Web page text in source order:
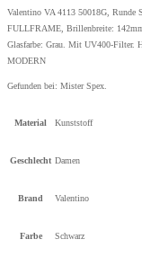
Valentino VA 4113 50018G, Runde
FULLFRAME, Brillenbreite:
Glasfarbe: Grau. Mit UV400-Filter.
MODERN
Gefunden bei: Mister Spex.
Material Kunststoff
Geschlecht Damen
Brand Valentino
Farbe Schwarz